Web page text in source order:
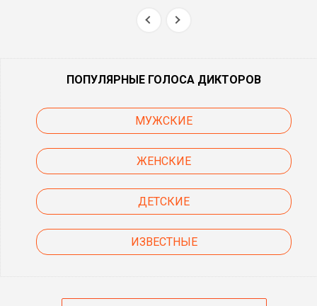
ПОПУЛЯРНЫЕ ГОЛОСА ДИКТОРОВ
МУЖСКИЕ
ЖЕНСКИЕ
ДЕТСКИЕ
ИЗВЕСТНЫЕ